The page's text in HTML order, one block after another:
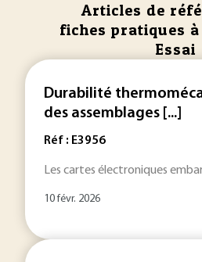
Articles de
fiches pratiques
Essai
Durabilité
des assemblages [...]
Réf : E3956
Les cartes électroniques
10 févr. 2026